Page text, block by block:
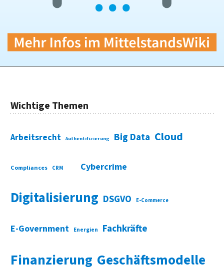
Wichtige Themen
Arbeitsrecht Authentifizierung Big Data Cloud
Compliances CRM Cybercrime
Digitalisierung DSGVO E-Commerce
E-Government Energien Fachkräfte
Finanzierung Geschäftsmodelle